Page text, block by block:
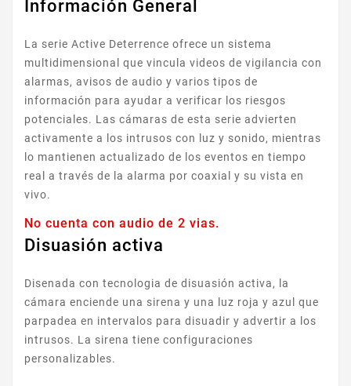
Información General
La serie Active Deterrence ofrece un sistema
multidimensional que vincula videos de vigilancia con
alarmas, avisos de audio y varios tipos de
información para ayudar a verificar los riesgos
potenciales. Las cámaras de esta serie advierten
activamente a los intrusos con luz y sonido, mientras
lo mantienen actualizado de los eventos en tiempo
real a través de la alarma por coaxial y su vista en
vivo.
No cuenta con audio de 2 vias.
Disuasión activa
Disenada con tecnologia de disuasión activa, la
cámara enciende una sirena y una luz roja y azul que
parpadea en intervalos para disuadir y advertir a los
intrusos. La sirena tiene configuraciones
personalizables.